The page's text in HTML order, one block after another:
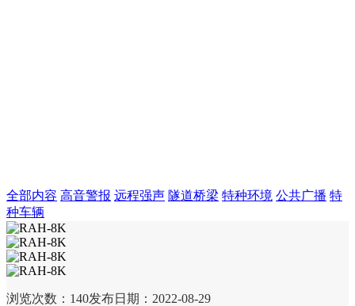
全部内容 高音警报 远程强声 隧道桥梁 特种环境 公共广播 特
种车辆
浏览次数： 140发布日期：2022-08-29